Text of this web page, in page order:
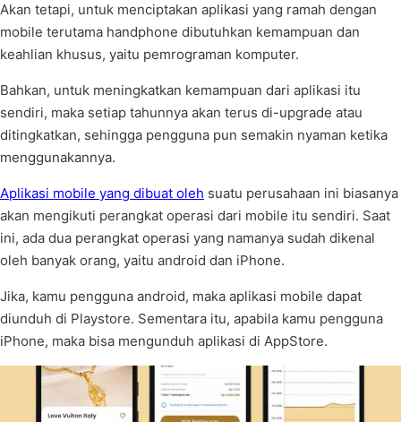
Akan tetapi, untuk menciptakan aplikasi yang ramah dengan
mobile terutama handphone dibutuhkan kemampuan dan
keahlian khusus, yaitu pemrograman komputer.
Bahkan, untuk meningkatkan kemampuan dari aplikasi itu
sendiri, maka setiap tahunnya akan terus di-upgrade atau
ditingkatkan, sehingga pengguna pun semakin nyaman ketika
menggunakannya.
Aplikasi mobile yang dibuat oleh suatu perusahaan ini biasanya
akan mengikuti perangkat operasi dari mobile itu sendiri. Saat
ini, ada dua perangkat operasi yang namanya sudah dikenal
oleh banyak orang, yaitu android dan iPhone.
Jika, kamu pengguna android, maka aplikasi mobile dapat
diunduh di Playstore. Sementara itu, apabila kamu pengguna
iPhone, maka bisa mengunduh aplikasi di AppStore.